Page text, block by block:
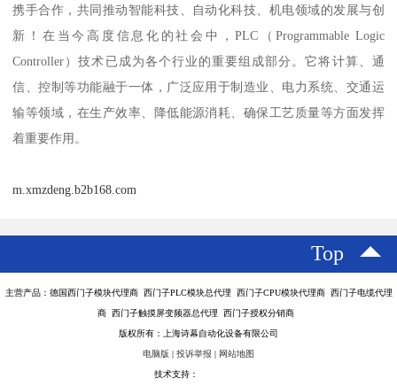
携手合作，共同推动智能科技、自动化科技、机电领域的发展与创
新！在当今高度信息化的社会中，PLC（Programmable Logic
Controller）技术已成为各个行业的重要组成部分。它将计算、通
信、控制等功能融于一体，广泛应用于制造业、电力系统、交通运
输等领域，在生产效率、降低能源消耗、确保工艺质量等方面发挥
着重要作用。
m.xmzdeng.b2b168.com
Top
主营产品：德国西门子模块代理商 西门子PLC模块总代理 西门子CPU模块代理商 西门子电缆代理
商 西门子触摸屏变频器总代理 西门子授权分销商
版权所有：上海诗幕自动化设备有限公司
电脑版 | 投诉举报 | 网站地图
技术支持：